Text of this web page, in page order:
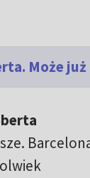
Może już